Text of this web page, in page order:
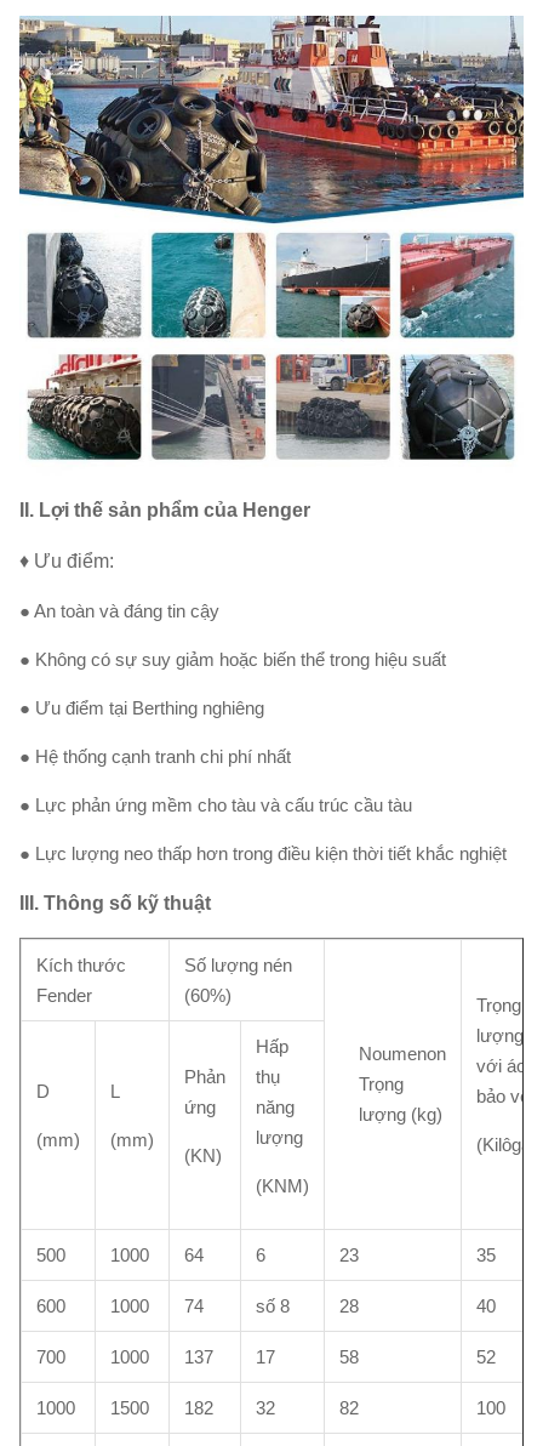
II. Lợi thế sản phẩm của Henger
♦ Ưu điểm:
● An toàn và đáng tin cậy
● Không có sự suy giảm hoặc biến thể trong hiệu suất
● Ưu điểm tại Berthing nghiêng
● Hệ thống cạnh tranh chi phí nhất
● Lực phản ứng mềm cho tàu và cấu trúc cầu tàu
● Lực lượng neo thấp hơn trong điều kiện thời tiết khắc nghiệt
III. Thông số kỹ thuật
Kích thước
Fender
Số lượng nén
(60%)
Noumenon
Trọng
lượng (kg)
Trọng
lượng
với áo
bảo vệ
D
(mm)
L
(mm)
Phản
ứng
(KN)
Hấp
thụ
năng
lượng
(KNM)
500 1000 64 6 23 35
600 1000 74 số 8 28 40
700 1000 137 17 58 52
1000 1500 182 32 82 100